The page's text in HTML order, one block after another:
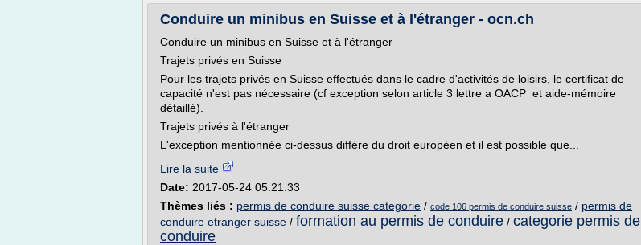
Conduire un minibus en Suisse et à l'étranger - ocn.ch
Conduire un minibus en Suisse et à l'étranger
Trajets privés en Suisse
Pour les trajets privés en Suisse effectués dans le cadre d'activités de loisirs, le certificat de
capacité n'est pas nécessaire (cf exception selon article 3 lettre a OACP et aide-mémoire
détaillé).
Trajets privés à l'étranger
L'exception mentionnée ci-dessus diffère du droit européen et il est possible que...
Lire la suite
Date: 2017-05-24 05:21:33
Thèmes liés : permis de conduire suisse categorie / code 106 permis de conduire suisse / permis de
conduire etranger suisse / formation au permis de conduire / categorie permis de
conduire